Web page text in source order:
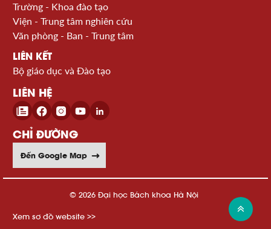
Trường - Khoa đào tạo
Viện - Trung tâm nghiên cứu
Văn phòng - Ban - Trung tâm
LIÊN KẾT
Bộ giáo dục và Đào tạo
LIÊN HỆ
CHỈ ĐƯỜNG
Đến Google Map
© 2026 Đại học Bách khoa Hà Nội
Xem sơ đồ website >>